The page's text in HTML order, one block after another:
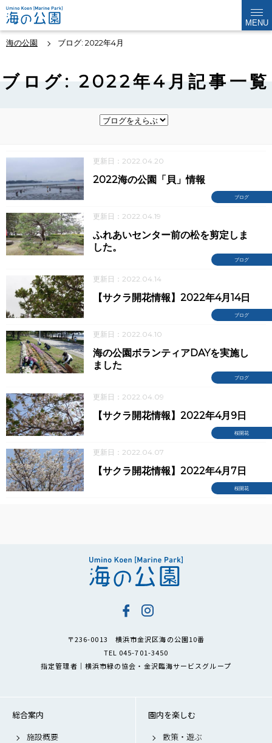
MENU
海の公園 ブログ: 2022年4月
ブログ: 2022年4月記事一覧
更新日：2022.04.20
ブログ
2022海の公園「貝」情報
更新日：2022.04.19
ブログ
ふれあいセンター前の松を剪定しま
した。
更新日：2022.04.14
ブログ
【サクラ開花情報】2022年4月14日
更新日：2022.04.10
ブログ
海の公園ボランティアDAYを実施し
ました
更新日：2022.04.09
桜開花
【サクラ開花情報】2022年4月9日
更新日：2022.04.07
桜開花
【サクラ開花情報】2022年4月7日
〒236-0013 横浜市金沢区海の公園10番
TEL 045-701-3450
指定管理者｜横浜市緑の協会・金沢臨海サービスグループ
総合案内
施設概要
園内を楽しむ
散策・遊ぶ